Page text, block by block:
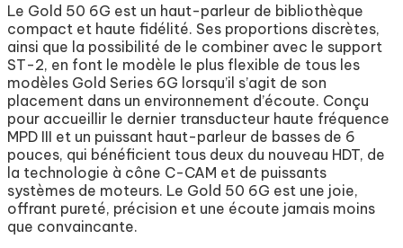
Le Gold 50 6G est un haut-parleur de bibliothèque
compact et haute fidélité. Ses proportions discrètes,
ainsi que la possibilité de le combiner avec le support
ST-2, en font le modèle le plus flexible de tous les
modèles Gold Series 6G lorsqu’il s’agit de son
placement dans un environnement d’écoute. Conçu
pour accueillir le dernier transducteur haute fréquence
MPD III et un puissant haut-parleur de basses de 6
pouces, qui bénéficient tous deux du nouveau HDT, de
la technologie à cône C-CAM et de puissants
systèmes de moteurs. Le Gold 50 6G est une joie,
offrant pureté, précision et une écoute jamais moins
que convaincante.